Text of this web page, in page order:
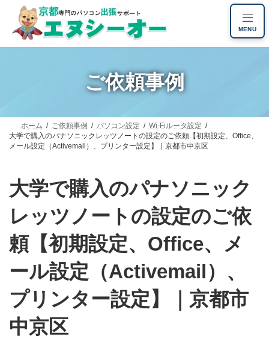
ン
ー
ご依頼事例
ホーム ご依頼事例 パソコン設定
Wi-Fiルータ設定
大学で購入のパナソニックレッツノートの設定のご依頼【初期設定、Office、
メール設定（Activemail）、プリンター設定】｜京都市中京区
大学で購入のパナソニック
レッツノートの設定のご依
頼【初期設定、Office、メ
ール設定（Activemail）、
プリンター設定】｜京都市
中京区
MENU